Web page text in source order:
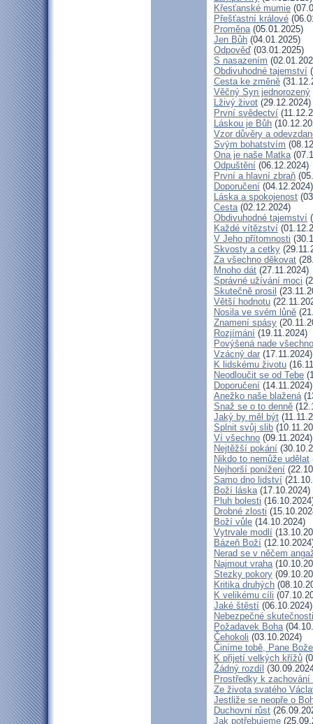
Křesťanské mumie
Přešťastní králové
Proměna(05.01.2025)
Jen Bůh (04.01.2025)
Odpověď (03.01.2025)
S nasazením
Obdivuhodné tajemství
Cesta ke změně
Věčný Syn jednorozený
Lživý život (29.12.2024)
První svědectví
Láskou je Bůh
Vzor důvěry a
Svým bohatstvím
Ona je naše Matka
Odpuštění (06.12.2024)
První a hlavní zbraň
Doporučení (04.12.2024)
Láska a spokojenost
Cesta(02.12.2024)
Obdivuhodné tajemství
Každé vítězství
V Jeho přítomnosti
Skvosty a cetky
Za všechno děkovat
Mnoho dát (27.11.2024)
Správné užívání moci
Skutečně prosil
Větší hodnotu
Nosila ve svém lůně
Znamení spásy
Rozjímání (19.11.2024)
Povýšená nade všechno
Vzácný dar (17.11.2024)
K lidskému životu
Neodloučit se od Tebe
Doporučení (14.11.2024)
Anežko naše blažená
Snaž se o to denně
Jaký by měl být
Splnit svůj slib
Ví všechno (09.11.2024)
Nejtěžší pokání
Nikdo to nemůže udělat
Nejhorší ponížení
Samo dno lidství
Boží láska(17.10.2024)
Pluh bolesti
Drobné zlosti
Boží vůle (14.10.2024)
Vytrvale modlí
Bázeň Boží
Nerad se v něčem
Najmout vraha
Stezky pokory
Kritika druhých
K velikému cíli
Jaké štěstí (06.10.2024)
Nebezpečné skutečnosti
Požadavek Boha
Čehokoli (03.10.2024)
Činíme tobě, Pane
K přijetí velkých křížů
Žádný rozdíl
Prostředky k
Ze života svatého
Jestliže se neopře o
Duchovní růst
Jak potřebujeme